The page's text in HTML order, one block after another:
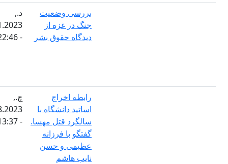
بررسی وضعیت
جنگ در غزه از
دیدگاه حقوق بشر
د.,
06.11.2023
- 22:46
رابطه اخراج
اساتید دانشگاه با
سالگرد قتل مهسا.
گفتگو با فرزانه
عظیمی و حسن
نایب هاشم
30.08.2023
- 13:37